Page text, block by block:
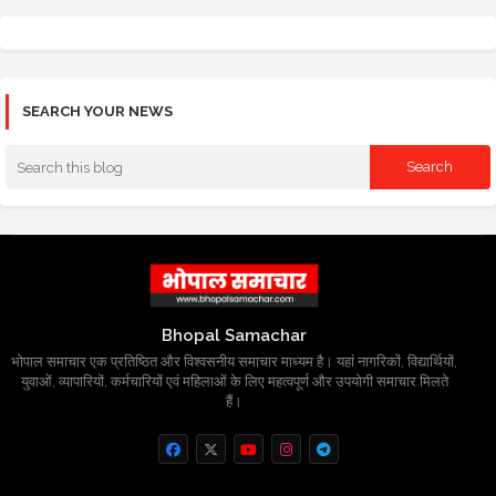
SEARCH YOUR NEWS
Bhopal Samachar
भोपाल समाचार एक प्रतिष्ठित और विश्वसनीय समाचार माध्यम है। यहां नागरिकों, विद्यार्थियों,
युवाओं, व्यापारियों, कर्मचारियों एवं महिलाओं के लिए महत्वपूर्ण और उपयोगी समाचार मिलते
हैं।